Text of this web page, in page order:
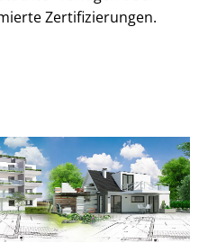
Zer­ti­fi­zie­run­gen.